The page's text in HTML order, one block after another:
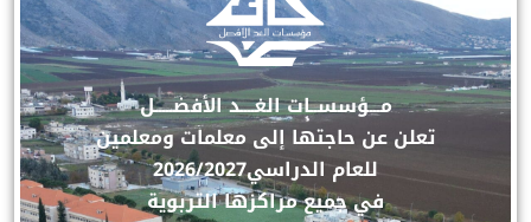
مـــؤسســات الغــــد الأفضـــــل
تعلن عن حاجتها إلى معلمات ومعلمين
للعام الدراسي2026/2027
في جميع مراكزها التربوية